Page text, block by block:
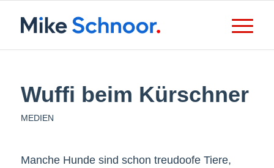
Wuffi beim Kürschner
MEDIEN
Manche Hunde sind schon treudoofe Tiere,